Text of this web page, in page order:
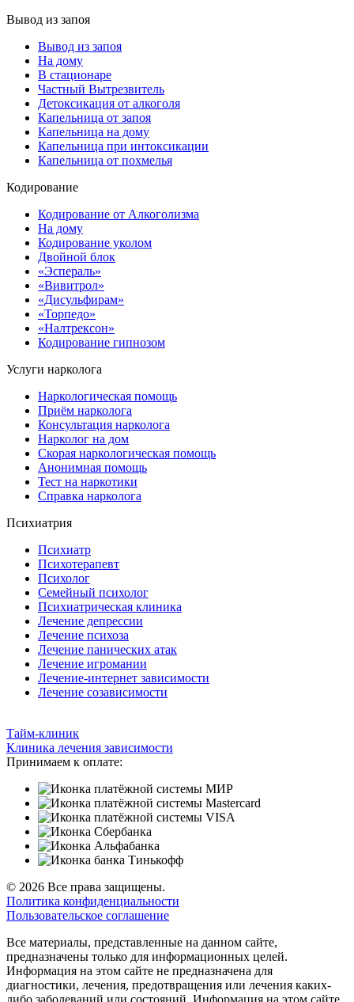
Вывод из запоя
Вывод из запоя
На дому
В стационаре
Частный Вытрезвитель
Детоксикация от алкоголя
Капельница от запоя
Капельница на дому
Капельница при интоксикации
Капельница от похмелья
Кодирование
Кодирование от Алкоголизма
На дому
Кодирование уколом
Двойной блок
«Эспераль»
«Вивитрол»
«Дисульфирам»
«Торпедо»
«Налтрексон»
Кодирование гипнозом
Услуги нарколога
Наркологическая помощь
Приём нарколога
Консультация нарколога
Нарколог на дом
Скорая наркологическая помощь
Анонимная помощь
Тест на наркотики
Справка нарколога
Психиатрия
Психиатр
Психотерапевт
Психолог
Семейный психолог
Психиатрическая клиника
Лечение депрессии
Лечение психоза
Лечение панических атак
Лечение игромании
Лечение-интернет зависимости
Лечение созависимости
Тайм-клиник
Клиника лечения зависимости
Принимаем к оплате:
© 2026 Все права защищены.
Политика конфиденциальности
Пользовательское соглашение
Все материалы, представленные на данном сайте,
предназначены только для информационных целей.
Информация на этом сайте не предназначена для
диагностики, лечения, предотвращения или лечения каких-
либо заболеваний или состояний. Информация на этом сайте